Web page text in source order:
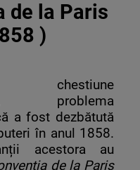
de la Paris
)
chestiune
problema
a fost dezbătută
în anul 1858.
acestora au
de la Paris